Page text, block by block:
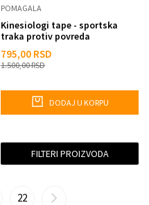
POMAGALA
Kinesiologi tape - sportska
traka protiv povreda
795,00 RSD
1.500,00RSD
DODAJ U KORPU
FILTERI PROIZVODA
22